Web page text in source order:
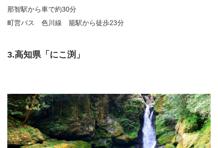
那智駅から車で約30分
町営バス 色川線 籠駅から徒歩23分
3.高知県「にこ渕」